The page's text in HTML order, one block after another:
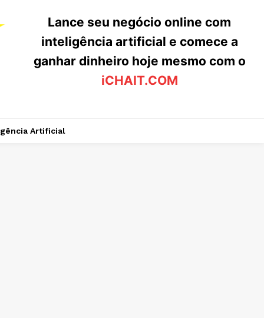
Lance seu negócio online com
inteligência artificial e comece a
ganhar dinheiro hoje mesmo com o
iCHAIT.COM
Artificial